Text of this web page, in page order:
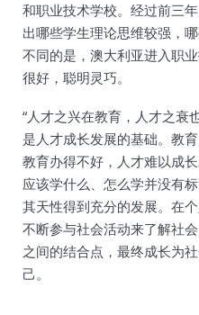
和职业技术学校。经过前三
出哪些学生理论思维较强，
不同的是，澳大利亚进入职
很好，聪明灵巧。
“人才之兴在教育，人才之衰
是人才成长发展的基础。教
教育办得不好，人才难以成
应该学什么、怎么学并没有
其天性得到充分的发展。在
不断参与社会活动来了解社
之间的结合点，最终成长为
己。